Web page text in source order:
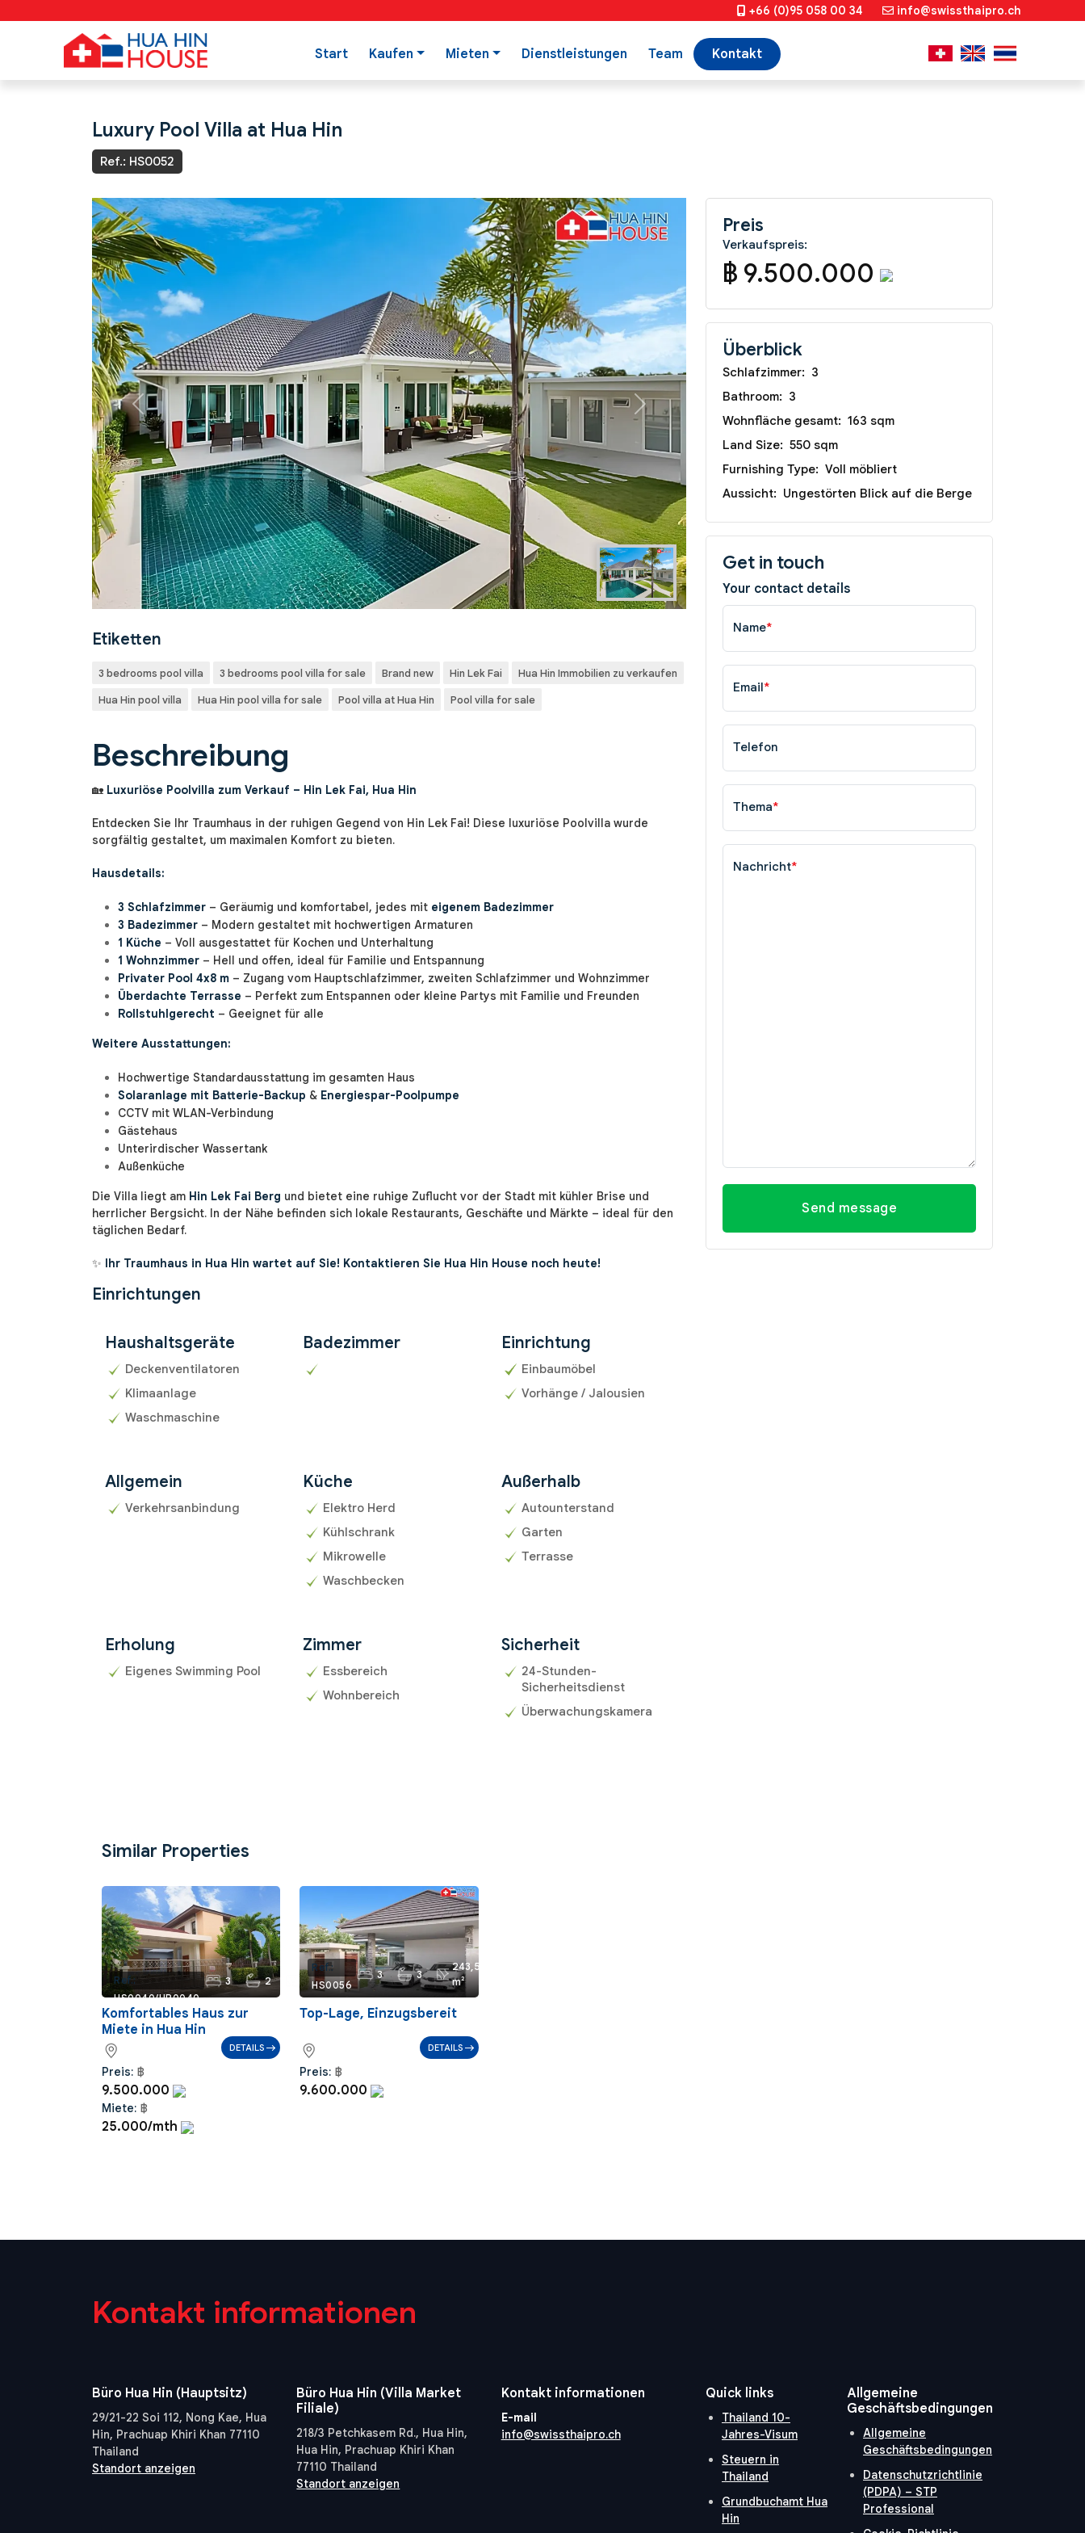
+66 (0)95 058 00 34 info@swissthaipro.ch
Start Kaufen Mieten Dienstleistungen Team Kontakt
Luxury Pool Villa at Hua Hin
Ref.: HS0052
Previous Next
Etiketten
3 bedrooms pool villa 3 bedrooms pool villa for sale Brand new Hin Lek Fai
Hua Hin Immobilien zu verkaufen
Hua Hin pool villa
Hua Hin pool villa for sale Pool villa at Hua Hin Pool villa for sale
Beschreibung
🏡 Luxuriöse Poolvilla zum Verkauf – Hin Lek Fai, Hua Hin
Entdecken Sie Ihr Traumhaus in der ruhigen Gegend von Hin Lek Fai! Diese luxuriöse Poolvilla wurde
sorgfältig gestaltet, um maximalen Komfort zu bieten.
Hausdetails:
3 Schlafzimmer – Geräumig und komfortabel, jedes mit eigenem Badezimmer
3 Badezimmer – Modern gestaltet mit hochwertigen Armaturen
1 Küche – Voll ausgestattet für Kochen und Unterhaltung
1 Wohnzimmer – Hell und offen, ideal für Familie und Entspannung
Privater Pool 4x8 m – Zugang vom Hauptschlafzimmer, zweiten Schlafzimmer und Wohnzimmer
Überdachte Terrasse – Perfekt zum Entspannen oder kleine Partys mit Familie und Freunden
Rollstuhlgerecht – Geeignet für alle
Weitere Ausstattungen:
Hochwertige Standardausstattung im gesamten Haus
Solaranlage mit Batterie-Backup & Energiespar-Poolpumpe
CCTV mit WLAN-Verbindung
Gästehaus
Unterirdischer Wassertank
Außenküche
Die Villa liegt am Hin Lek Fai Berg und bietet eine ruhige Zuflucht vor der Stadt mit kühler Brise und
herrlicher Bergsicht. In der Nähe befinden sich lokale Restaurants, Geschäfte und Märkte – ideal für den
täglichen Bedarf.
✨ Ihr Traumhaus in Hua Hin wartet auf Sie! Kontaktieren Sie Hua Hin House noch heute!
Einrichtungen
Haushaltsgeräte
Deckenventilatoren
Klimaanlage
Waschmaschine
Badezimmer Einrichtung
Einbaumöbel
Vorhänge / Jalousien
Allgemein
Verkehrsanbindung
Küche
Elektro Herd
Kühlschrank
Mikrowelle
Waschbecken
Außerhalb
Autounterstand
Garten
Terrasse
Erholung
Eigenes Swimming Pool
Zimmer
Essbereich
Wohnbereich
Sicherheit
24-Stunden-
Sicherheitsdienst
Überwachungskamera
Similar Properties
Ref.:
HS0040/HR0040
3 2 m²
Komfortables Haus zur
Miete in Hua Hin
Preis: ฿
9.500.000
Miete: ฿
25.000/mth
DETAILS
Ref.:
HS0056
3 3
243,5
m²
Top-Lage, Einzugsbereit
Preis: ฿
9.600.000
DETAILS
Preis
Verkaufspreis:
฿ 9.500.000
Überblick
Schlafzimmer: 3
Bathroom: 3
Wohnfläche gesamt: 163 sqm
Land Size: 550 sqm
Furnishing Type: Voll möbliert
Aussicht: Ungestörten Blick auf die Berge
Get in touch
Your contact details
Name*
Email*
Telefon
Thema*
Nachricht*
Send message
Kontakt informationen
Büro Hua Hin (Hauptsitz)
29/21-22 Soi 112, Nong Kae, Hua
Hin, Prachuap Khiri Khan 77110
Thailand
Standort anzeigen
Büro Hua Hin (Villa Market
Filiale)
218/3 Petchkasem Rd., Hua Hin,
Hua Hin, Prachuap Khiri Khan
77110 Thailand
Standort anzeigen
Kontakt informationen
E-mail
info@swissthaipro.ch
Quick links
Thailand 10-
Jahres-Visum
Steuern in
Thailand
Grundbuchamt Hua
Hin
Allgemeine
Geschäftsbedingungen
Allgemeine
Geschäftsbedingungen
Datenschutzrichtlinie
(PDPA) – STP
Professional